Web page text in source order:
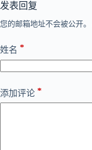
发表回复
您的邮箱地址不会被公开。
姓名 *
添加评论 *